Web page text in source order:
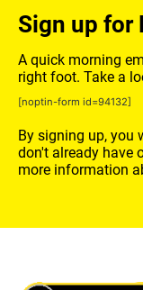
Sign up for
A quick morning
right foot. Take a
[noptin-form id=94132]
By signing up, you
don't already have
more information